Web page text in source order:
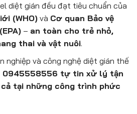
diệt gián đều đạt tiêu chuẩn của
(WHO) và Cơ quan Bảo vệ
– an toàn cho trẻ nhỏ,
thai và vật nuôi.
nghiệp và công nghệ diệt gián thế
0945558556 tự tin xử lý tận
tại những công trình phức